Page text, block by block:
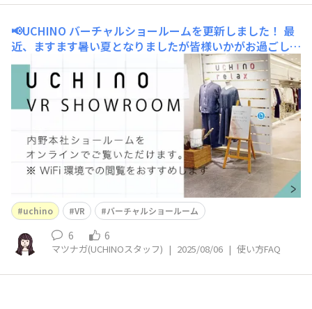
📢UCHINO バーチャルショールームを更新しました！ 最
近、ますます暑い夏となりましたが皆様いかがお過ごしで
しょうか？🏖️🍉私は皆様がフォトコンテストで投稿して
くださった写真で夏を感じております📷これからも投稿を
楽しみにお待ちしておりますね〜！さて、今回はUCHINO
バーチャルショールームを更新いたしましたので皆様にお
uchino VR バーチャルショールーム
6 6
マツナガ(UCHINOスタッフ) | 2025/08/06 | 使い方FAQ